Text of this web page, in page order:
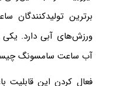
برترین
ورزش‌های آبی دارد.
آب ساعت سامسونگ
فعال کردن این